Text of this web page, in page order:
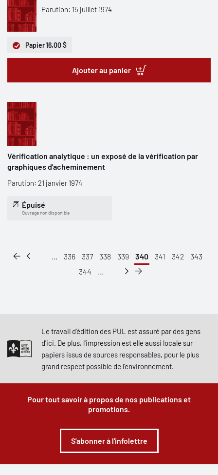
Parution: 15 juillet 1974
Papier16,00 $
Ajouter au panier
Vérification analytique : un exposé de la vérification par
graphiques d'acheminement
Parution: 21 janvier 1974
Épuisé
Ouvrage non disponible
... 336 337 338 339 340 341 342
343
344
...
Le travail d'édition des PUL est assuré par des gens
d'ici. De plus, l'impression est elle aussi locale sur
papiers issus de sources responsables, pour le plus
grand respect possible de l'environnement.
Pour tout savoir à propos de nos publications et
promotions.
S'abonner à l'infolettre